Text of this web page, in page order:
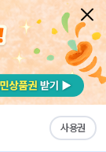
사용권
야)